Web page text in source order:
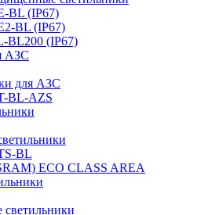
BL (IP67)
BL (IP67)
BL200 (IP67)
АЗС
для АЗС
BL-AZS
BL
ECO CLASS AREA